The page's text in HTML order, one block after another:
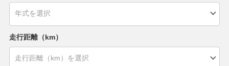
走行距離（km）